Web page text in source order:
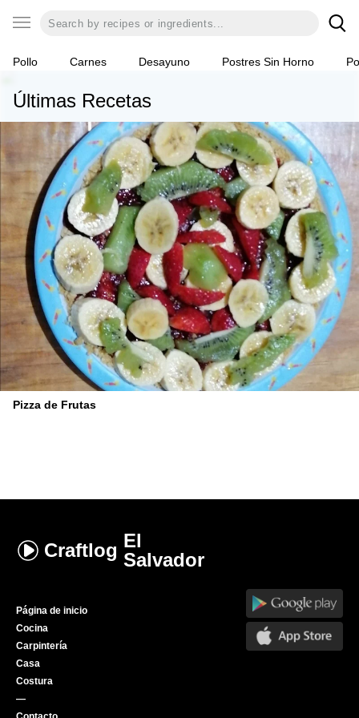
Pollo Carnes Desayuno Postres Sin Horno
Últimas Recetas
Pizza de Frutas
Craftlog El
Salvador
Página de inicio
Cocina
Carpintería
Casa
Costura
—